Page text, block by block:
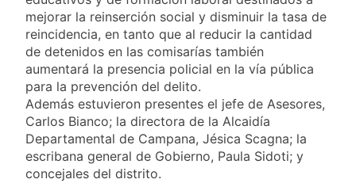
mejorar la reinserción social y disminuir la tasa de
reincidencia, en tanto que al reducir la cantidad
de detenidos en las comisarías también
aumentará la presencia policial en la vía pública
para la prevención del delito.
Además estuvieron presentes el jefe de Asesores,
Carlos Bianco; la directora de la Alcaidía
Departamental de Campana, Jésica Scagna; la
escribana general de Gobierno, Paula Sidoti; y
concejales del distrito.